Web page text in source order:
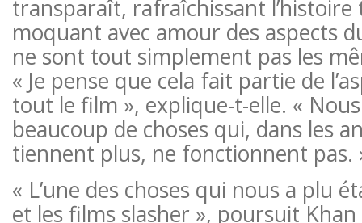
transparaît, rafraîchissant l’histoire
moquant avec amour des aspects
ne sont tout simplement pas les
« Je pense que cela fait partie de
tout le film », explique-t-elle. «
beaucoup de choses qui, dans les
tiennent plus, ne fonctionnent pas.
« L’une des choses qui nous a plu
et les films slasher », poursuit